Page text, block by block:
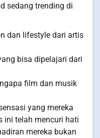
sedang trending di
dan lifestyle dari artis
bisa dipelajari dari
film dan musik
yang mereka
ini telah mencuri hati
mereka bukan